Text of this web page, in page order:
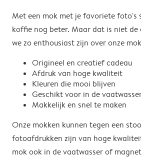
Met een mok met je favoriete foto's
koffie nog beter. Maar dat is niet de
we zo enthousiast zijn over onze
Origineel en creatief cadeau
Afdruk van hoge kwaliteit
Kleuren die mooi blijven
Geschikt voor in de
Makkelijk en snel te maken
Onze mokken kunnen tegen een
fotoafdrukken zijn van hoge
mok ook in de vaatwasser of